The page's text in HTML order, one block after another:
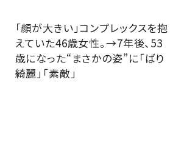
「顔が大きい」コンプレックスを抱
えていた46歳女性。→7年後、53
歳になった“まさかの姿”に「ばり
綺麗」「素敵」